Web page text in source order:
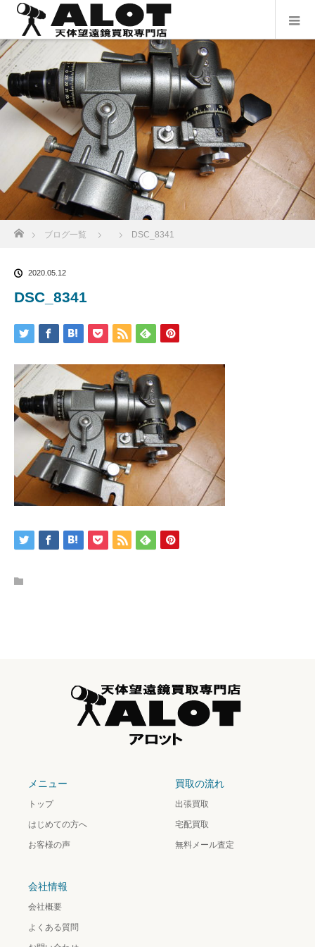
ブログ一覧 DSC_8341
2020.05.12
DSC_8341
メニュー
トップ
はじめての方へ
お客様の声
買取の流れ
出張買取
宅配買取
無料メール査定
会社情報
会社概要
よくある質問